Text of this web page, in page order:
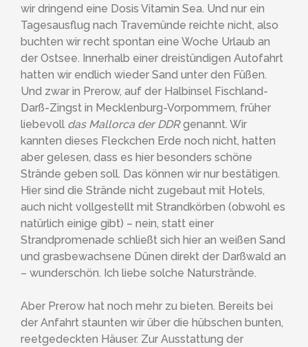
wir dringend eine Dosis Vitamin Sea. Und nur ein
Tagesausflug nach Travemünde reichte nicht, also
buchten wir recht spontan eine Woche Urlaub an
der Ostsee. Innerhalb einer dreistündigen Autofahrt
hatten wir endlich wieder Sand unter den Füßen.
Und zwar in Prerow, auf der Halbinsel Fischland-
Darß-Zingst in Mecklenburg-Vorpommern, früher
liebevoll das Mallorca der DDRgenannt. Wir
kannten dieses Fleckchen Erde noch nicht, hatten
aber gelesen, dass es hier besonders schöne
Strände geben soll. Das können wir nur bestätigen.
Hier sind die Strände nicht zugebaut mit Hotels,
auch nicht vollgestellt mit Strandkörben (obwohl es
natürlich einige gibt) – nein, statt einer
Strandpromenade schließt sich hier an weißen Sand
und grasbewachsene Dünen direkt der Darßwald an
– wunderschön. Ich liebe solche Naturstrände.
Aber Prerow hat noch mehr zu bieten. Bereits bei
der Anfahrt staunten wir über die hübschen bunten,
reetgedeckten Häuser. Zur Ausstattung der